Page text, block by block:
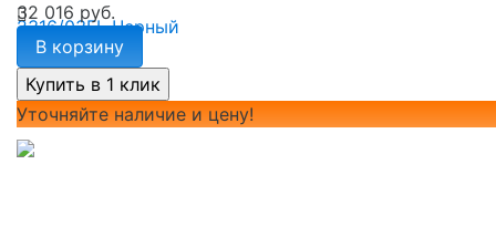
32 016 руб.
В корзину
Уточняйте наличие и цену!